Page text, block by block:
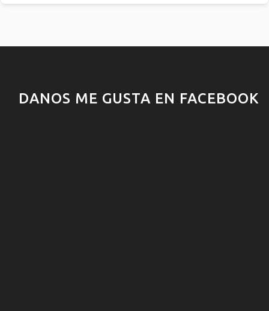
DANOS ME GUSTA EN FACEBOOK